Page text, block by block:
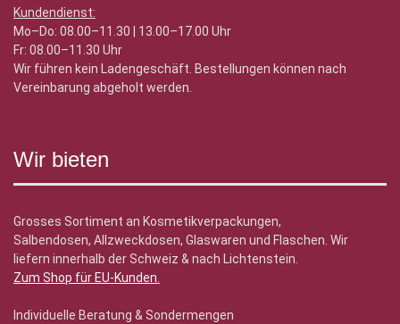
Kundendienst:
Mo–Do: 08.00–11.30 | 13.00–17.00 Uhr
Fr: 08.00–11.30 Uhr
Wir führen kein Ladengeschäft. Bestellungen können nach
Vereinbarung abgeholt werden.
Wir bieten
Grosses Sortiment an Kosmetikverpackungen,
Salbendosen, Allzweckdosen, Glaswaren und Flaschen. Wir
liefern innerhalb der Schweiz & nach Lichtenstein.
Zum Shop für EU-Kunden.
Individuelle Beratung & Sondermengen